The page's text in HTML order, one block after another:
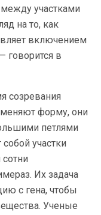
участками
на то, как
включением
говорится в
созревания
форму, они
петлями
участки
Их задача
с гена, чтобы
Ученые